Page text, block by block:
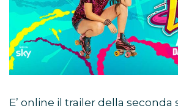
E’ online il trailer della seconda